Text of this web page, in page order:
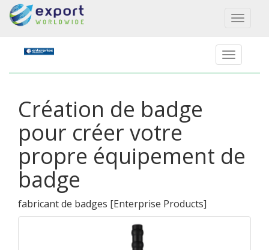
Toggle
Création de badge
pour créer votre
propre équipement de
badge
fabricant de badges [Enterprise Products]